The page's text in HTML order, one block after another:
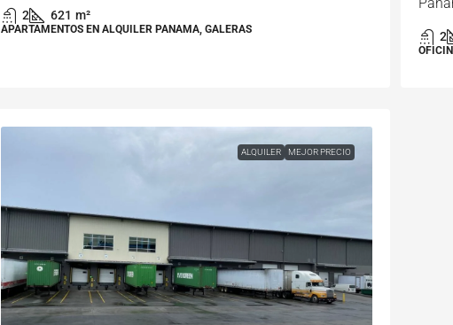
2 621 m²
APARTAMENTOS EN ALQUILER PANAMA, GALERAS 2
ALQUILER MEJOR PRECIO